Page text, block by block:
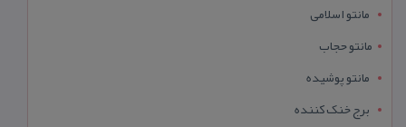
مانتو اسلامی
مانتو حجاب
مانتو پوشیده
برج خنک کننده